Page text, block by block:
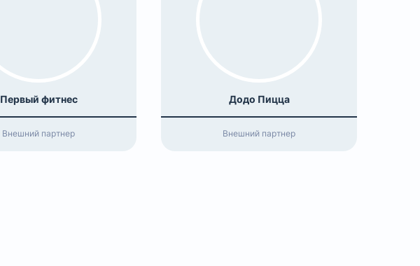
Первый фитнес
Внешний партнер
Додо Пицца
Внешний партнер